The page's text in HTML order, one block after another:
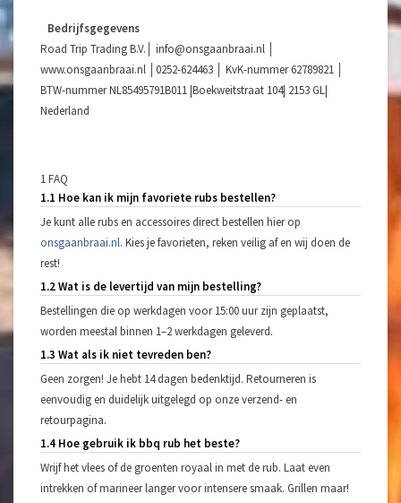
Bedrijfsgegevens
Road Trip Trading B.V.│ info@onsgaanbraai.nl
www.onsgaanbraai.nl │0252-624463 │ KvK-nummer 62789821 │
BTW-nummer NL85495791B011 |Boekweitstraat 104| 2153 GL|
Nederland
1 FAQ
1.1 Hoe kan ik mijn favoriete rubs bestellen?
Je kunt alle rubs en accessoires direct bestellen hier op
onsgaanbraai.nl. Kies je favorieten, reken veilig af en wij doen de
rest!
1.2 Wat is de levertijd van mijn bestelling?
Bestellingen die op werkdagen voor 15:00 uur zijn geplaatst,
worden meestal binnen 1–2 werkdagen geleverd.
1.3 Wat als ik niet tevreden ben?
Geen zorgen! Je hebt 14 dagen bedenktijd. Retourneren is
eenvoudig en duidelijk uitgelegd op onze verzend- en
retourpagina.
1.4 Hoe gebruik ik bbq rub het beste?
Wrijf het vlees of de groenten royaal in met de rub. Laat even
intrekken of marineer langer voor intensere smaak. Grillen maar!